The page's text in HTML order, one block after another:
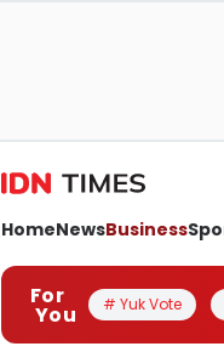
HomeNewsBusiness
For
You # Yuk Vote